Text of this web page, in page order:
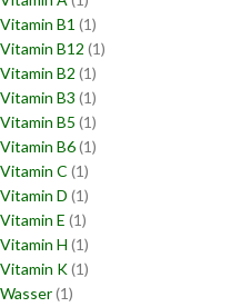
Vitamin B1 (1)
Vitamin B12 (1)
Vitamin B2 (1)
Vitamin B3 (1)
Vitamin B5 (1)
Vitamin B6(1)
Vitamin C (1)
Vitamin D (1)
Vitamin E (1)
Vitamin H (1)
Vitamin K(1)
Wasser(1)